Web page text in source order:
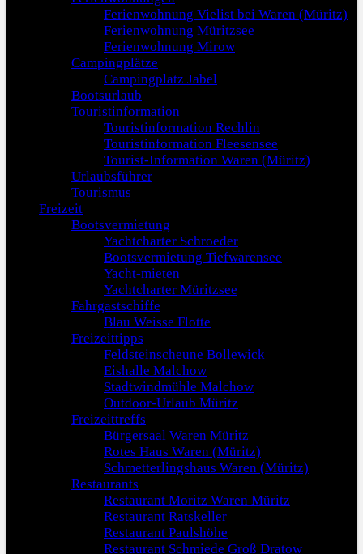
Ferienwohnung Vielist bei Waren (Müritz)
Ferienwohnung Müritzsee
Ferienwohnung Mirow
Campingplätze
Campingplatz Jabel
Bootsurlaub
Touristinformation
Touristinformation Rechlin
Touristinformation Fleesensee
Tourist-Information Waren (Müritz)
Urlaubsführer
Tourismus
Freizeit
Bootsvermietung
Yachtcharter Schroeder
Bootsvermietung Tiefwarensee
Yacht-mieten
Yachtcharter Müritzsee
Fahrgastschiffe
Blau Weisse Flotte
Freizeittipps
Feldsteinscheune Bollewick
Eishalle Malchow
Stadtwindmühle Malchow
Outdoor-Urlaub Müritz
Freizeittreffs
Bürgersaal Waren Müritz
Rotes Haus Waren (Müritz)
Schmetterlingshaus Waren (Müritz)
Restaurants
Restaurant Moritz Waren Müritz
Restaurant Ratskeller
Restaurant Paulshöhe
Restaurant Schmiede Groß Dratow